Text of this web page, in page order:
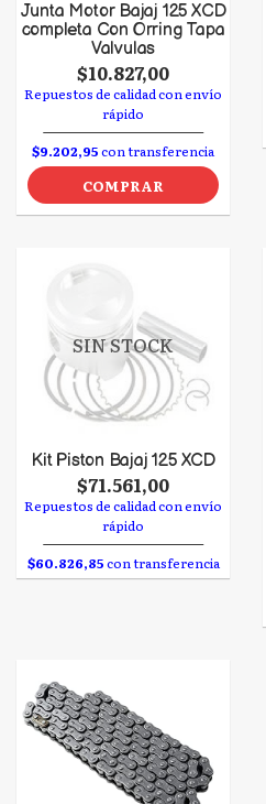
Junta Motor Bajaj 125 XCD
completa Con Orring Tapa
Valvulas
$10.827,00
Repuestos de calidad con envío
rápido
$9.202,95con transferencia
COMPRAR
SIN STOCK
Kit Piston Bajaj 125 XCD
$71.561,00
Repuestos de calidad con envío
rápido
$60.826,85con transferencia